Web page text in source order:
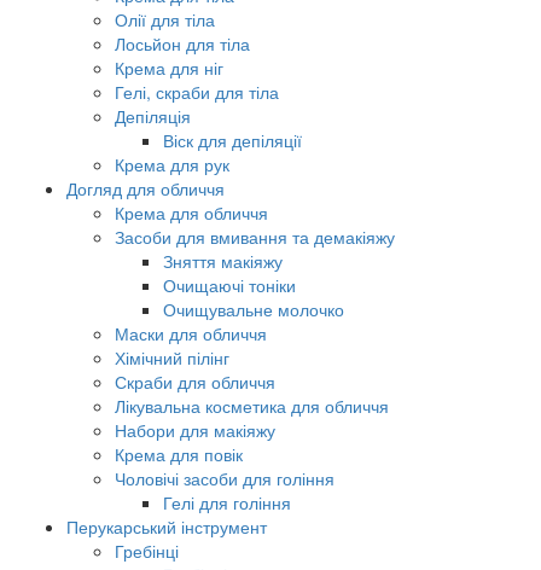
Олії для тіла
Лосьйон для тіла
Крема для ніг
Гелі, скраби для тіла
Депіляція
Віск для депіляції
Крема для рук
Догляд для обличчя
Крема для обличчя
Засоби для вмивання та демакіяжу
Зняття макіяжу
Очищаючі тоніки
Очищувальне молочко
Маски для обличчя
Хімічний пілінг
Скраби для обличчя
Лікувальна косметика для обличчя
Набори для макіяжу
Крема для повік
Чоловічі засоби для гоління
Гелі для гоління
Перукарський інструмент
Гребінці